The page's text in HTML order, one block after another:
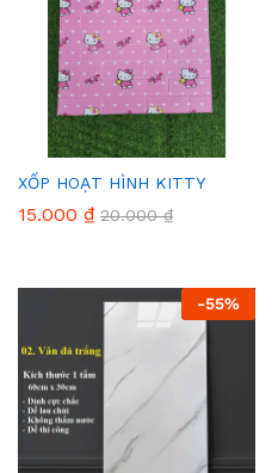
XỐP HOẠT HÌNH KITTY
15.000 ₫ 20.000₫
-55%